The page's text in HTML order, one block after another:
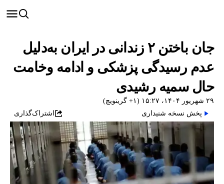
جان‌ باختن ۲ زندانی در ایران به‌دلیل
عدم رسیدگی پزشکی و ادامه وخامت
حال سمیه رشیدی
۲۹ شهریور ۱۴۰۴، ۱۵:۲۷ (‎+۱ گرینویچ)
پخش نسخه شنیداری
اشتراک‌گذاری